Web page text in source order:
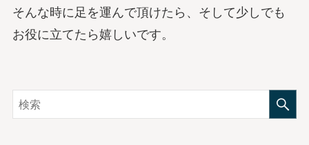
そんな時に足を運んで頂けたら、そして少しでも
お役に立てたら嬉しいです。